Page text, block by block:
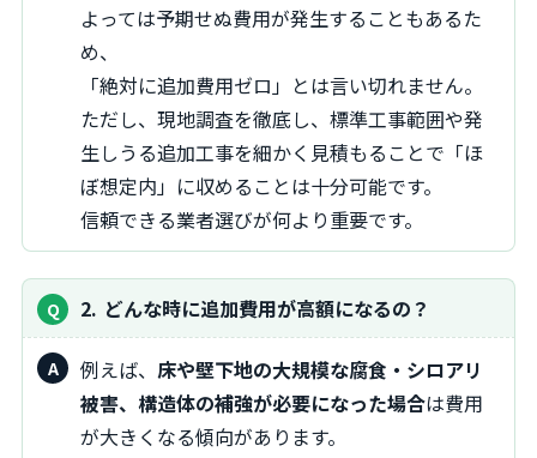
よっては予期せぬ費用が発生することもあるた
め、
「絶対に追加費用ゼロ」とは言い切れません。
ただし、現地調査を徹底し、標準工事範囲や発
生しうる追加工事を細かく見積もることで「ほ
ぼ想定内」に収めることは十分可能です。
信頼できる業者選びが何より重要です。
2 どんな時に追加費用が高額になるの？
例えば、 床や壁下地の大規模な腐食・シロアリ
被害、構造体の補強が必要になった場合は費用
が大きくなる傾向があります。